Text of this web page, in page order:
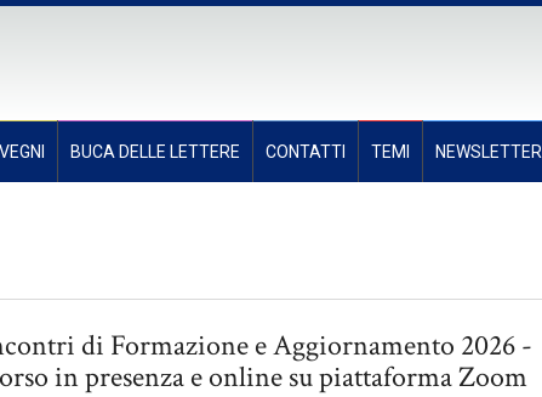
BUCA DELLE LETTERE CONTATTI TEMI NEWSLETTER
di Formazione e Aggiornamento 2026 -
in presenza e online su piattaforma Zoom